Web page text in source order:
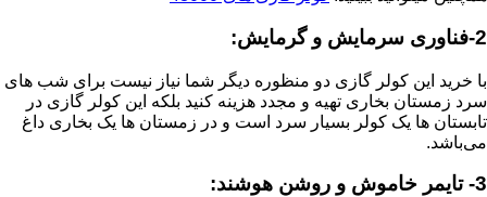
2-فناوری سرمایش و گرمایش:
با خرید این کولر گازی دو منظوره دیگر شما نیاز نیست برای شب های
سرد زمستان بخاری تهیه و مجدد هزینه کنید بلکه این کولر گازی در
تابستان ها یک کولر بسیار سرد است و در زمستان ها یک بخاری داغ
می‌باشد.
3- تایمر خاموش و روشن هوشند: